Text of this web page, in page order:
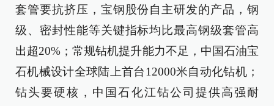
套管要抗挤压，宝钢股份自主研发的产品，钢
级、密封性能等关键指标均比最高钢级套管高
出超20%；常规钻机提升能力不足，中国石油宝
石机械设计全球陆上首台12000米自动化钻机；
钻头要硬核，中国石化江钻公司提供高强耐